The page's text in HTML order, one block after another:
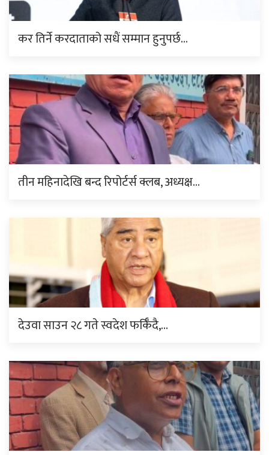
कर तिर्ने करदाताको सधैं सम्मान हुनुपर्छ…
तीन महिनादेखि बन्द रिपोर्टर्स क्लब, अध्यक्ष…
देउवा साउन २८ गते स्वदेश फर्किँदै,…